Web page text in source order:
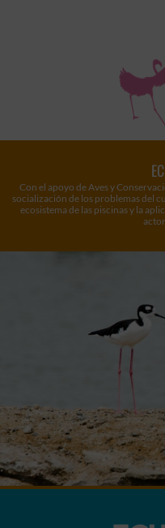
Con el apoyo de Aves y
socialización de los problemas del
ecosistema de las piscinas y la